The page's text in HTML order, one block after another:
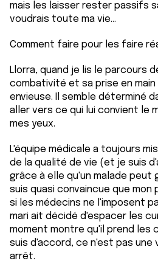
mais les laisser rester passifs
voudrais toute ma vie...
Comment faire pour les faire
Llorra, quand je lis le parcours
combativité et sa prise en
envieuse. Il semble déterminé
aller vers ce qui lui convient le
mes yeux.
L'équipe médicale a toujours
de la qualité de vie (et je suis
grâce à elle qu'un malade peut
suis quasi convaincue que mon
si les médecins ne l'imposent
mari ait décidé d'espacer les
moment montre qu'il prend les
suis d'accord, ce n'est pas une
arrêt.